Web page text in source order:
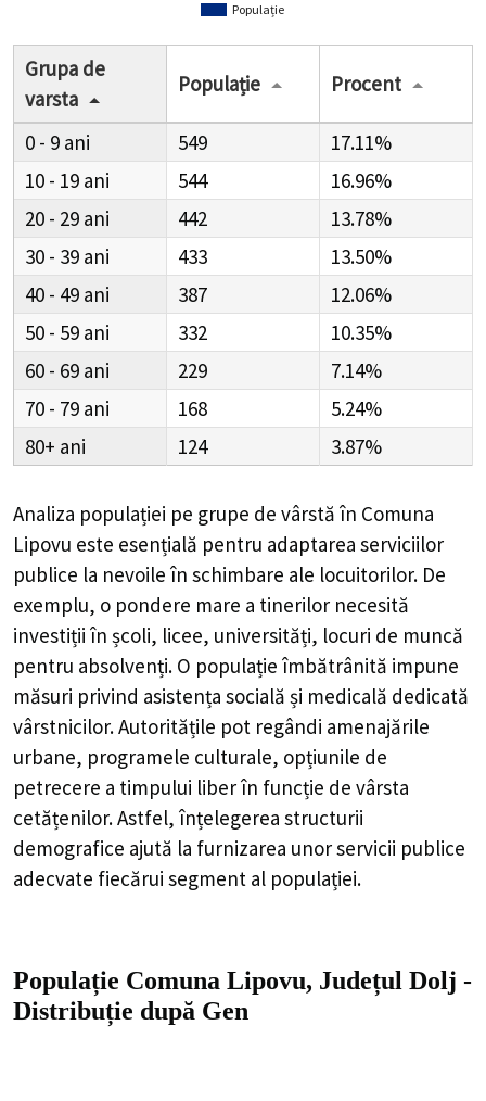
Populație
Grupa de
varsta
Populație Procent
0 - 9 549
17.11%
10 - 19
544
16.96%
20 - 29
442
13.78%
30 - 39
433
13.50%
40 - 49
387
12.06%
50 - 59
332
10.35%
60 - 69
229
7.14%
70 - 79
168
5.24%
80+
124 3.87%
Analiza populației pe grupe de vârstă în Comuna
Lipovu este esențială pentru adaptarea serviciilor
publice la nevoile în schimbare ale locuitorilor. De
exemplu, o pondere mare a tinerilor necesită
investiții în școli, licee, universități, locuri de muncă
pentru absolvenți. O populație îmbătrânită impune
măsuri privind asistența socială și medicală dedicată
vârstnicilor. Autoritățile pot regândi amenajările
urbane, programele culturale, opțiunile de
petrecere a timpului liber în funcție de vârsta
cetățenilor. Astfel, înțelegerea structurii
demografice ajută la furnizarea unor servicii publice
adecvate fiecărui segment al populației.
Populație Comuna Lipovu, Județul Dolj -
Distribuție după Gen